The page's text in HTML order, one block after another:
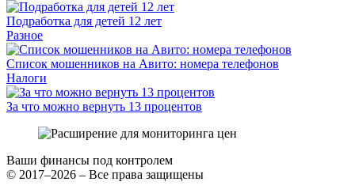
Подработка для детей 12 лет
Разное
Список мошенников на Авито: номера телефонов
Налоги
За что можно вернуть 13 процентов
Ваши финансы под контролем
© 2017–2026 – Все права защищены